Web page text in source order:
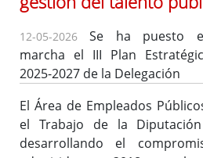
Ofertas de Empleo Público
Procesos selectivos en desarrollo
Ofertas a través del SEXPE
Bolsas de trabajo
Puestos en comisión de servicios
12-05-2026 Se ha puesto
marcha el III Plan
2025-2027 de la Delegación
El Área de Empleados
el Trabajo de la
desarrollando el